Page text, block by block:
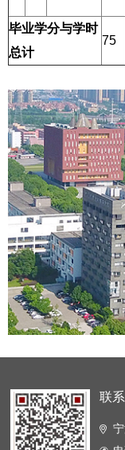
毕业学分与学时
总计
75
联